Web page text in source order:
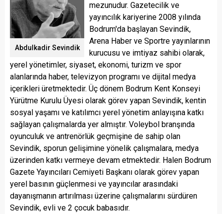
Abdulkadir Sevindik
mezunudur. Gazetecilik ve
yayıncılık kariyerine 2008 yılında
Bodrum'da başlayan Sevindik,
Arena Haber ve Sportre yayınlarının
kurucusu ve imtiyaz sahibi olarak,
yerel yönetimler, siyaset, ekonomi, turizm ve spor
alanlarında haber, televizyon programı ve dijital medya
içerikleri üretmektedir. Üç dönem Bodrum Kent Konseyi
Yürütme Kurulu Üyesi olarak görev yapan Sevindik, kentin
sosyal yaşamı ve katılımcı yerel yönetim anlayışına katkı
sağlayan çalışmalarda yer almıştır. Voleybol branşında
oyunculuk ve antrenörlük geçmişine de sahip olan
Sevindik, sporun gelişimine yönelik çalışmalara, medya
üzerinden katkı vermeye devam etmektedir. Halen Bodrum
Gazete Yayıncıları Cemiyeti Başkanı olarak görev yapan
yerel basının güçlenmesi ve yayıncılar arasındaki
dayanışmanın artırılması üzerine çalışmalarını sürdüren
Sevindik, evli ve 2 çocuk babasıdır.